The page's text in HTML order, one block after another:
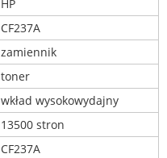
HP
CF237A
zamiennik
toner
wkład wysokowydajny
13500 stron
CF237A